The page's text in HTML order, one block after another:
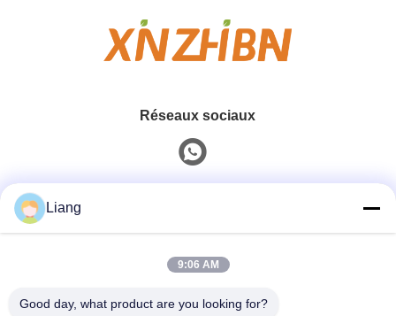
Réseaux sociaux
0086-13926126819
Liang
9:06 AM
Good day, what product are you looking for?